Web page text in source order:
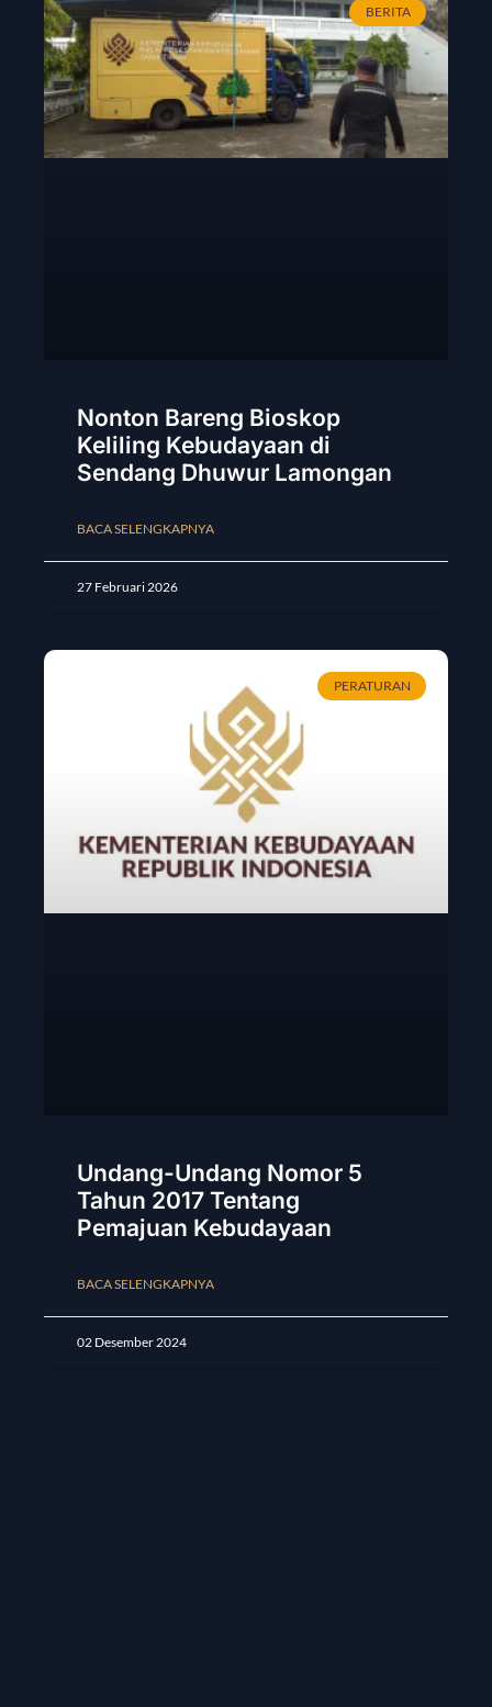
BERITA
Nonton Bareng Bioskop
Keliling Kebudayaan di
Sendang Dhuwur Lamongan
BACA SELENGKAPNYA
27 Februari 2026
PERATURAN
Undang-Undang Nomor 5
Tahun 2017 Tentang
Pemajuan Kebudayaan
BACA SELENGKAPNYA
02 Desember 2024